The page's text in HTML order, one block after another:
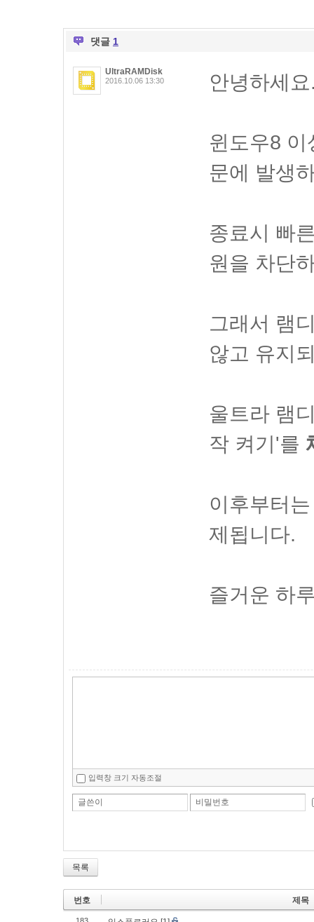
댓글 1
UltraRAMDisk
2016.10.06 13:30 안녕하세
윈도우8
문에 발생
종료시 빠
원을 차단
그래서 램
않고 유지
울트라 램
작 켜기'를
이후부터
제됩니다.
즐거운 하
입력창 크기 자동조절
글쓴이 비밀번호
목록
번호 제목